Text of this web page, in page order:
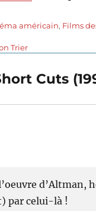
américain, Films
Trier
Cuts
d’Altman,
par celui-là !